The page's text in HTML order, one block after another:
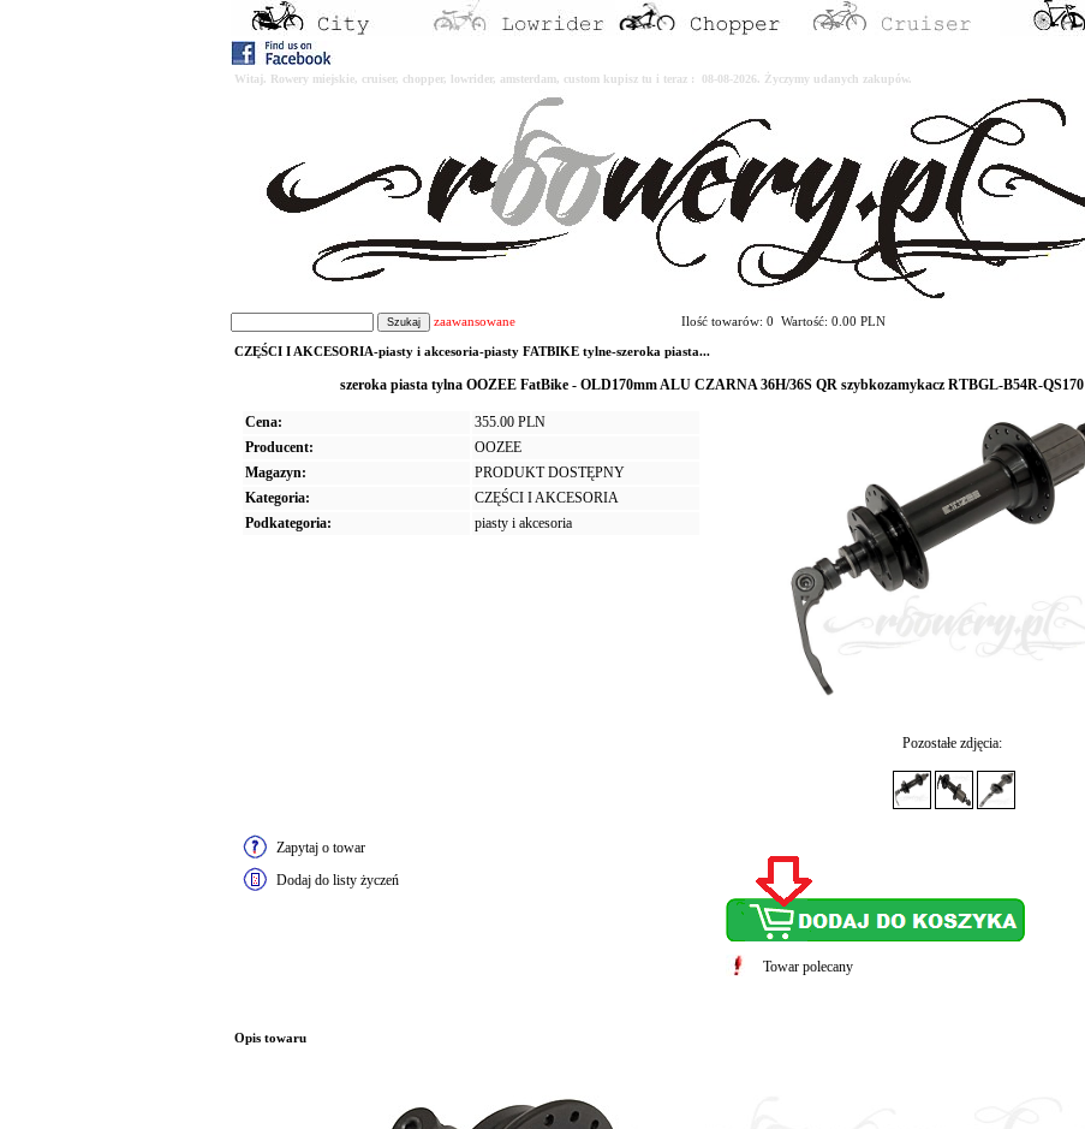
Witaj. Rowery miejskie, cruiser, chopper, lowrider, amsterdam, custom kupisz tu i teraz : 08-08-2026. Życzymy udanych zakupów.
zaawansowane Ilość towarów: 0 Wartość: 0.00 PLN
CZĘŚCI I AKCESORIA-piasty i akcesoria-piasty FATBIKE tylne-szeroka piasta...
szeroka piasta tylna OOZEE FatBike - OLD170mm ALU CZARNA 36H/36S QR szybkozamykacz RTBGL-B54R-QS170
Cena:
355.00 PLN
Producent:
OOZEE
Magazyn:
PRODUKT DOSTĘPNY
Kategoria:
CZĘŚCI I AKCESORIA
Podkategoria:
piasty i akcesoria
Pozostałe zdjęcia:
Zapytaj o towar
Dodaj do listy życzeń
Towar polecany
Opis towaru